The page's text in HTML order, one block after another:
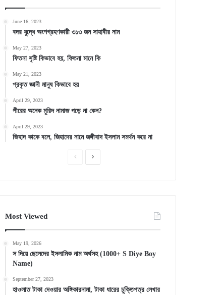
June 16, 2023
বদর যুদ্ধে অংশগ্রহণকারী ৩১৩ জন সাহাবীর নাম
May 27, 2023
ফিতনা সৃষ্টি কিভাবে হয়, ফিতনা মানে কি
May 21, 2023
প্রকৃত জ্ঞানী মানুষ কিভাবে হয়
April 29, 2023
পীরের অনেক মুরিদ নামাজ পড়ে না কেন?
April 29, 2023
জিহাদ কাকে বলে, জিহাদের নামে জঙ্গীবাদ ইসলাম সমর্থন করে না
PreviousNext
Most Viewed
May 19, 2026
স দিয়ে ছেলেদের ইসলামিক নাম অর্থসহ (1000+ S Diye Boy
Name)
September 27, 2023
হাওলাত টাকা দেওয়ার অঙ্গিকারনামা, টাকা ধারের চুক্তিপত্র লেখার